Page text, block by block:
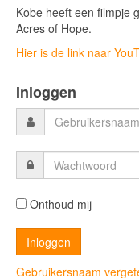
Kobe heeft een filmpje
Acres of Hope.
Hier is de link naar
Inloggen
Onthoud mij
Gebruikersnaam